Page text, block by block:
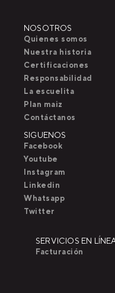
NOSOTROS
Quienes somos
Nuestra historia
Certificaciones
Responsabilidad
La escuelita
Plan maiz
Contáctanos
SIGUENOS
Facebook
Youtube
Instagram
Linkedin
Whatsapp
Twitter
SERVICIOS EN
Facturación